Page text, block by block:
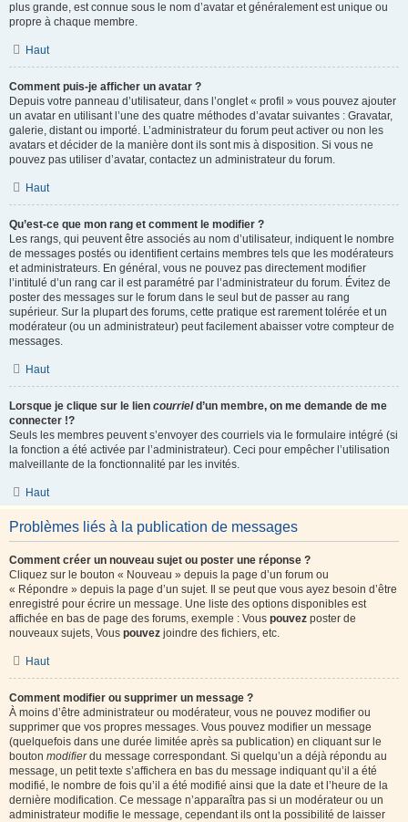
plus grande, est connue sous le nom d’avatar et généralement est unique ou
propre à chaque membre.
Haut
Comment puis-je afficher un avatar ?
Depuis votre panneau d’utilisateur, dans l’onglet « profil » vous pouvez ajouter
un avatar en utilisant l’une des quatre méthodes d’avatar suivantes : Gravatar,
galerie, distant ou importé. L’administrateur du forum peut activer ou non les
avatars et décider de la manière dont ils sont mis à disposition. Si vous ne
pouvez pas utiliser d’avatar, contactez un administrateur du forum.
Haut
Qu’est-ce que mon rang et comment le modifier ?
Les rangs, qui peuvent être associés au nom d’utilisateur, indiquent le nombre
de messages postés ou identifient certains membres tels que les modérateurs
et administrateurs. En général, vous ne pouvez pas directement modifier
l’intitulé d’un rang car il est paramétré par l’administrateur du forum. Évitez de
poster des messages sur le forum dans le seul but de passer au rang
supérieur. Sur la plupart des forums, cette pratique est rarement tolérée et un
modérateur (ou un administrateur) peut facilement abaisser votre compteur de
messages.
Haut
Lorsque je clique sur le lien courrield’un membre, on me demande de me
connecter !?
Seuls les membres peuvent s’envoyer des courriels via le formulaire intégré (si
la fonction a été activée par l’administrateur). Ceci pour empêcher l’utilisation
malveillante de la fonctionnalité par les invités.
Haut
Problèmes liés à la publication de messages
Comment créer un nouveau sujet ou poster une réponse ?
Cliquez sur le bouton « Nouveau » depuis la page d’un forum ou
« Répondre » depuis la page d’un sujet. Il se peut que vous ayez besoin d’être
enregistré pour écrire un message. Une liste des options disponibles est
affichée en bas de page des forums, exemple : Vous pouvez poster de
nouveaux sujets, Vous pouvez joindre des fichiers, etc.
Haut
Comment modifier ou supprimer un message ?
À moins d’être administrateur ou modérateur, vous ne pouvez modifier ou
supprimer que vos propres messages. Vous pouvez modifier un message
(quelquefois dans une durée limitée après sa publication) en cliquant sur le
bouton modifierdu message correspondant. Si quelqu’un a déjà répondu au
message, un petit texte s’affichera en bas du message indiquant qu’il a été
modifié, le nombre de fois qu’il a été modifié ainsi que la date et l’heure de la
dernière modification. Ce message n’apparaîtra pas si un modérateur ou un
administrateur modifie le message, cependant ils ont la possibilité de laisser